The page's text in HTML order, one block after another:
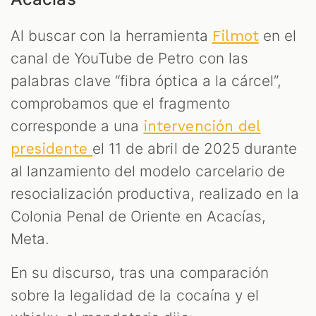
Al buscar con la herramienta Filmoten el
canal de YouTube de Petro con las
palabras clave “fibra óptica a la cárcel”,
comprobamos que el fragmento
corresponde a una intervención del
presidente el 11 de abril de 2025 durante
al lanzamiento del modelo carcelario de
resocialización productiva, realizado en la
Colonia Penal de Oriente en Acacías,
Meta.
En su discurso, tras una comparación
sobre la legalidad de la cocaína y el